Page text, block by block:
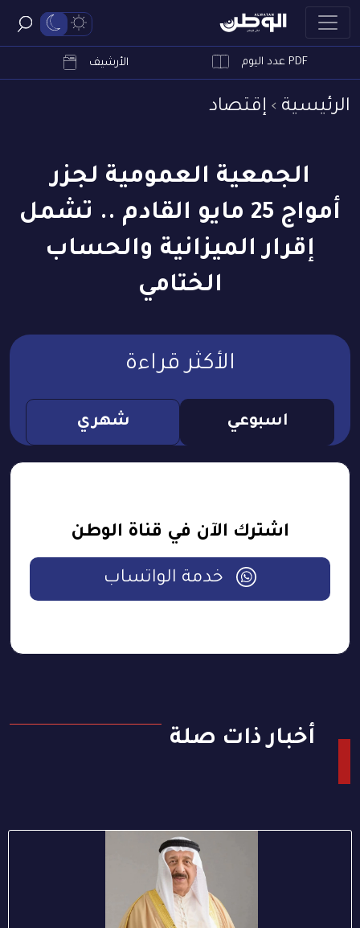
PDF عدد اليوم الأرشيف
الرئيسية إقتصاد
الجمعية العمومية لجزر
أمواج 25 مايو القادم .. تشمل
إقرار الميزانية والحساب
الختامي
الأكثر قراءة
اسبوعي شهري
اشترك الآن في قناة الوطن
خدمة الواتساب
أخبار ذات صلة